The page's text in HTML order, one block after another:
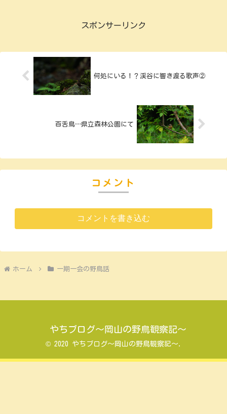
スポンサーリンク
何処にいる！？渓谷に響き渡る歌声②
百舌鳥…県立森林公園にて
コメント
コメントを書き込む
ホーム 一期一会の野鳥話
やちブログ～岡山の野鳥観察記～
© 2020 やちブログ～岡山の野鳥観察記～.